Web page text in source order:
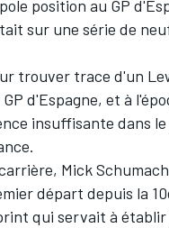
position au GP
sur une série de
trouver trace d'un
d'Espagne, et à
insuffisante dans
Mick
départ depuis la
qui servait à